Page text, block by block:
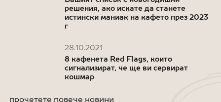
решения, ако искате да станете
истински маниак на кафето през 2023
г
28.10.2021
8 кафенета Red Flags, които
сигнализират, че ще ви сервират
кошмар
прочетете повече новини